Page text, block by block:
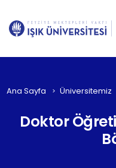
Ana Sayfa Üniversitemiz
Doktor